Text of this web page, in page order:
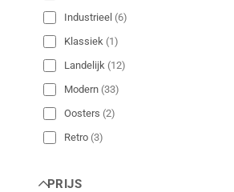
Moooi Carpets
Natur Pur (2
Off The Loom
Sophie Cooney
Ulster Carpets
Vtwonen
Industrieel (6)
Klassiek (1)
Landelijk (12)
Modern (33)
Oosters (2)
Retro (3)
PRIJS